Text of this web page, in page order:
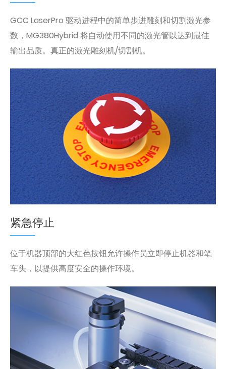
GCC LaserPro 驱动进程中的简单步进雕刻和切割激光参
数，MG380Hybrid 将自动使用不同的激光管以达到最佳
输出品质。真正的激光雕刻机/切割机。
紧急停止
位于机器顶部的大红色按钮允许操作员立即停止机器和笔
车头，以提供高度安全的操作环境。